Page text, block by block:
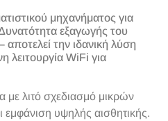
μηχανήματος για
εξαγωγής του
την ιδανική λύση
WiFi για
λιτό σχεδιασμό μικρών
εμφάνιση υψηλής αισθητικής.